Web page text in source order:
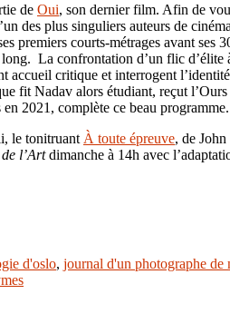
de Oui, son dernier film. Afin de
des plus singuliers auteurs de
premiers courts-métrages avant ses
La confrontation d’un flic d’élite
accueil critique et interrogent
fit Nadav alors étudiant, reçut
2021, complète ce beau programme.
le tonitruant À toute épreuve, de
l’Artdimanche à 14h avec
d'oslo, journal d'un photographe de